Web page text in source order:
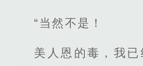
“当然不是！
美人恩的毒，我已